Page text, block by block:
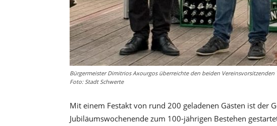
Bürgermeister Dimitrios Axourgos überreichte den beiden
Foto: Stadt Schwerte
Mit einem Festakt von rund 200 geladenen Gästen ist der
Jubiläumswochenende zum 100-jährigen Bestehen